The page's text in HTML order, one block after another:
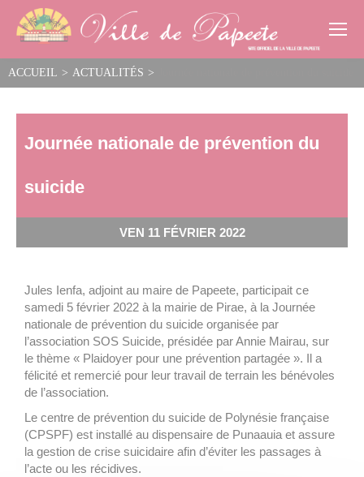
ACCUEIL > ACTUALITÉS >
Journée nationale de prévention du
suicide
VEN 11 FÉVRIER 2022
Jules Ienfa, adjoint au maire de Papeete, participait ce
samedi 5 février 2022 à la mairie de Pirae, à la Journée
nationale de prévention du suicide organisée par
l’association SOS Suicide, présidée par Annie Mairau, sur
le thème « Plaidoyer pour une prévention partagée ». Il a
félicité et remercié pour leur travail de terrain les bénévoles
de l’association.
Le centre de prévention du suicide de Polynésie française
(CPSPF) est installé au dispensaire de Punaauia et assure
la gestion de crise suicidaire afin d’éviter les passages à
l’acte ou les récidives.
Cookies management panel